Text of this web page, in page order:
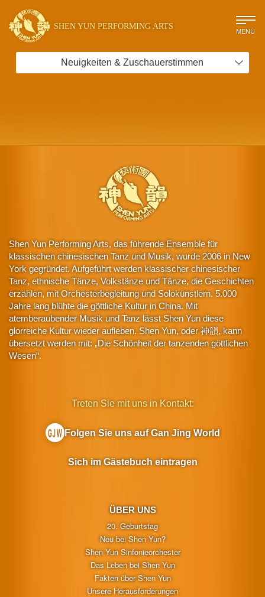
SHEN YUN PERFORMING ARTS MENÜ
Neuigkeiten & Zuschauerstimmen
Shen Yun Performing Arts, das führende Ensemble für
klassischen chinesischen Tanz und Musik, wurde 2006 in New
York gegründet. Aufgeführt werden klassischer chinesischer
Tanz, ethnische Tänze, Volkstänze und Tänze, die Geschichten
erzählen, mit Orchesterbegleitung und Solokünstlern. 5.000
Jahre lang blühte die göttliche Kultur in China. Mit
atemberaubender Musik und Tanz lässt Shen Yun diese
glorreiche Kultur wieder aufleben. Shen Yun, oder 神韻, kann
übersetzt werden mit: „Die Schönheit der tanzenden göttlichen
Wesen“.
ÜBER UNS
20. Geburtstag
Neu bei Shen Yun?
Shen Yun Sinfonieorchester
Das Leben bei Shen Yun
Fakten über Shen Yun
Unsere Herausforderungen
Treten Sie mit uns in Kontakt:
Folgen Sie uns auf Gan Jing World
Sich im Gästebuch eintragen